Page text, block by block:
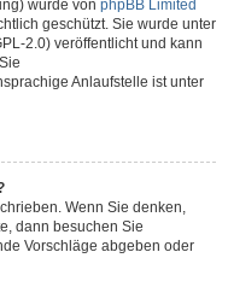
wurde von phpBB Limited
geschützt. Sie wurde unter
2.0) veröffentlicht und kann
Anlaufstelle ist unter
Wenn Sie denken,
dann besuchen Sie
Vorschläge abgeben oder